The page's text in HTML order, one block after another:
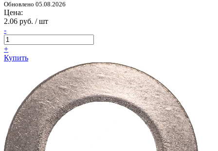
Обновлено 05.08.2026
Цена:
2.06 руб. / шт
-
+
Купить